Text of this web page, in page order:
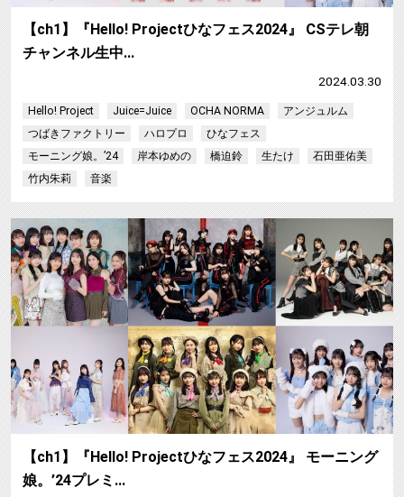
【ch1】『Hello! Projectひなフェス2024』 CSテレ朝
チャンネル生中…
2024.03.30
Hello! Project Juice=Juice OCHA NORMA
アンジュルム
つばきファクトリー
ハロプロ
ひなフェス
モーニング娘。’24
岸本ゆめの 橋迫鈴 生たけ
石田亜佑美
竹内朱莉
音楽
【ch1】『Hello! Projectひなフェス2024』 モーニング
娘。’24プレミ…